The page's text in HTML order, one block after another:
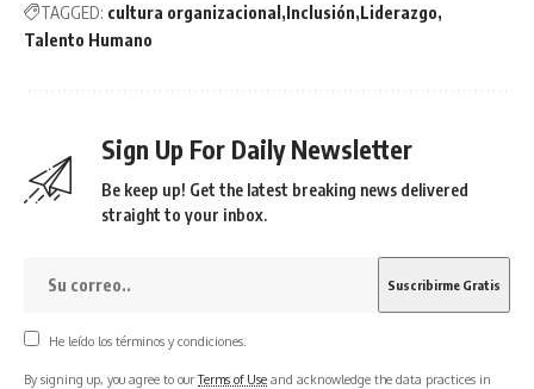
TAGGED: cultura organizacional Inclusión Liderazgo
Talento Humano
Sign Up For Daily Newsletter
Be keep up! Get the latest breaking news delivered
straight to your inbox.
He leído los términos y condiciones.
By signing up, you agree to ourTerms of Use and acknowledge the data practices in